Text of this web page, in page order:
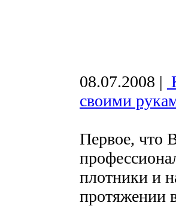
08.07.2008 |
своими
Первое, что
плотники и
протяжении